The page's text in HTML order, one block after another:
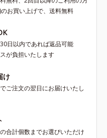
お買い上げで、送料無料
日以内であれば返品可能
が負担いたします
け
ご注文の翌日にお届けいたし
合計個数までお選びいただけ